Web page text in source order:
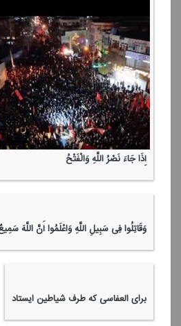
احكام حج(3)
مستند گزارشی از روضه مطهره نبی